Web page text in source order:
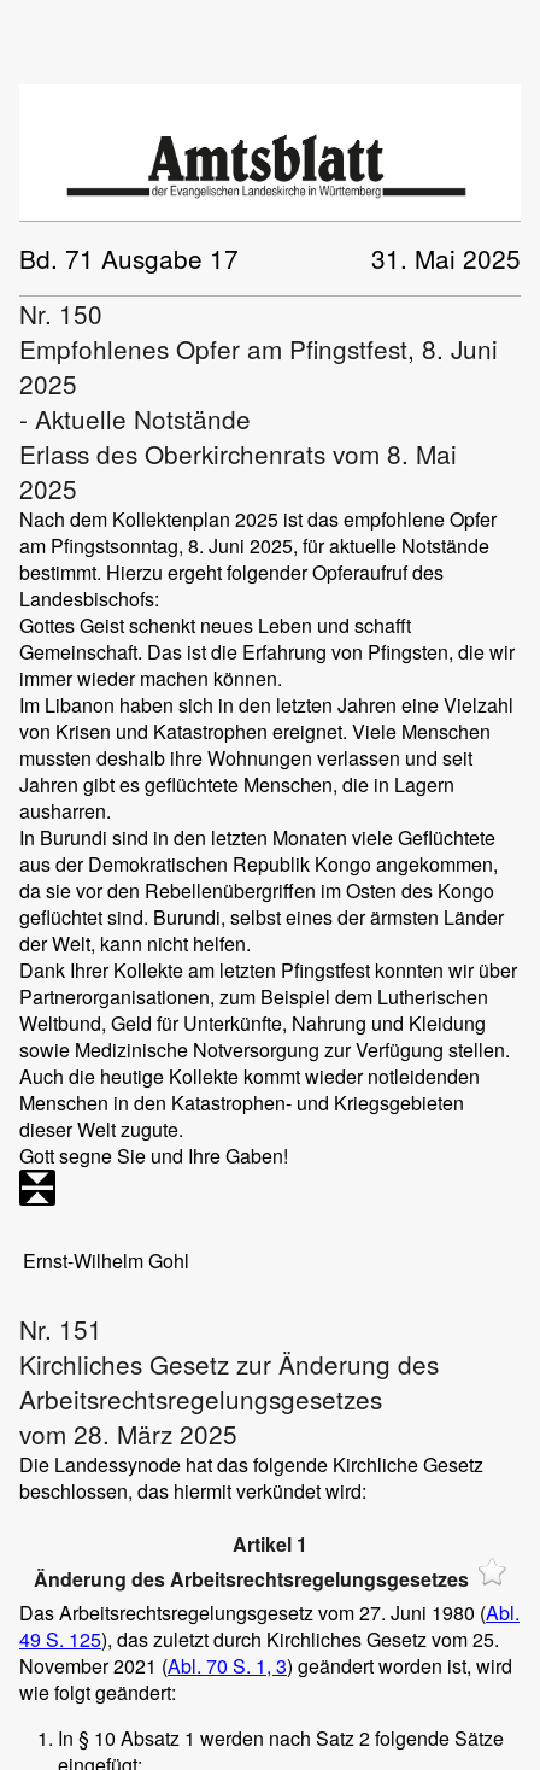
Bd. 71 Ausgabe 17
31. Mai 2025
Nr. 150
Empfohlenes Opfer am Pfingstfest, 8. Juni
2025
- Aktuelle Notstände
Erlass des Oberkirchenrats vom 8. Mai
2025
Nach dem Kollektenplan 2025 ist das empfohlene Opfer
am Pfingstsonntag, 8. Juni 2025, für aktuelle Notstände
bestimmt. Hierzu ergeht folgender Opferaufruf des
Landesbischofs:
Gottes Geist schenkt neues Leben und schafft
Gemeinschaft. Das ist die Erfahrung von Pfingsten, die wir
immer wieder machen können.
Im Libanon haben sich in den letzten Jahren eine Vielzahl
von Krisen und Katastrophen ereignet. Viele Menschen
mussten deshalb ihre Wohnungen verlassen und seit
Jahren gibt es geflüchtete Menschen, die in Lagern
ausharren.
In Burundi sind in den letzten Monaten viele Geflüchtete
aus der Demokratischen Republik Kongo angekommen,
da sie vor den Rebellenübergriffen im Osten des Kongo
geflüchtet sind. Burundi, selbst eines der ärmsten Länder
der Welt, kann nicht helfen.
Dank Ihrer Kollekte am letzten Pfingstfest konnten wir über
Partnerorganisationen, zum Beispiel dem Lutherischen
Weltbund, Geld für Unterkünfte, Nahrung und Kleidung
sowie Medizinische Notversorgung zur Verfügung stellen.
Auch die heutige Kollekte kommt wieder notleidenden
Menschen in den Katastrophen- und Kriegsgebieten
dieser Welt zugute.
Gott segne Sie und Ihre Gaben!
Ernst-Wilhelm Gohl
Nr. 151
Kirchliches Gesetz zur Änderung des
Arbeitsrechtsregelungsgesetzes
vom 28. März 2025
Die Landessynode hat das folgende Kirchliche Gesetz
beschlossen, das hiermit verkündet wird:
Artikel 1
Änderung des Arbeitsrechtsregelungsgesetzes
Das Arbeitsrechtsregelungsgesetz vom 27. Juni 1980 (Abl.
49 S. 125), das zuletzt durch Kirchliches Gesetz vom 25.
November 2021 (Abl. 70 S. 1, 3) geändert worden ist, wird
wie folgt geändert:
In § 10 Absatz 1 werden nach Satz 2 folgende Sätze